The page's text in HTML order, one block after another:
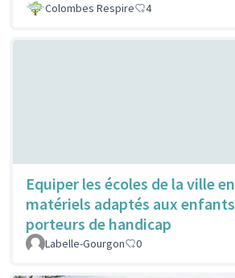
Colombes Respire 4
Equiper les écoles de la ville en
matériels adaptés aux enfants
porteurs de handicap
Labelle-Gourgon 0